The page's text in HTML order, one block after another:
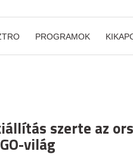
PROGRAMOK
szerte az
világ